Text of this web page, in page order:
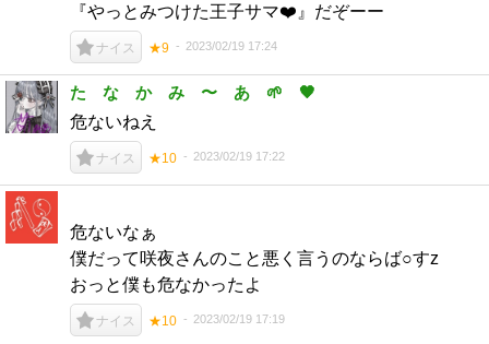
『やっとみつけた王子サマ❤️』だぞーー
ナイス ★9 2023/02/19 17:24
た な か み 〜 あ 🌱 🖤
危ないねえ
ナイス ★10 2023/02/19 17:22
危ないなぁ
僕だって咲夜さんのこと悪く言うのならば○すz
おっと僕も危なかったよ
ナイス ★10 2023/02/19 17:19